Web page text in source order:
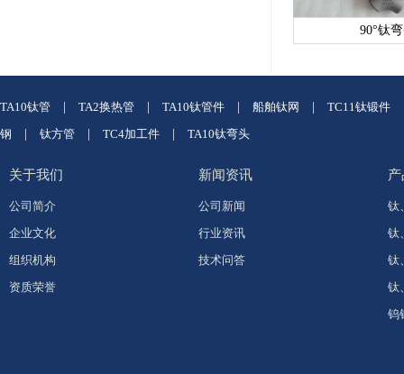
90°钛
TA10钛管 TA2换热管 TA10钛管件 船舶钛网 TC11钛锻件
钢
钛方管 TC4加工件 TA10钛弯头
关于我们
公司简介
企业文化
组织机构
资质荣誉
新闻资讯
公司新闻
行业资讯
技术问答
钛
钛
钛
钛
钨